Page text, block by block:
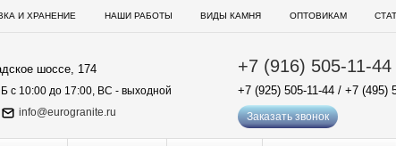
И ХРАНЕНИЕ НАШИ РАБОТЫ ВИДЫ КАМНЯ ОПТОВИКАМ
шоссе, 174
с 10:00 до 17:00, ВС - выходной
info@eurogranite.ru
+7 (916) 505-11-44
+7 (925) 505-11-44 / +7 (495)
Заказать звонок